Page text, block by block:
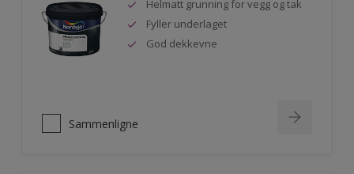
Helmatt grunning for vegg og tak
Fyller underlaget
God dekkevne
Sammenligne